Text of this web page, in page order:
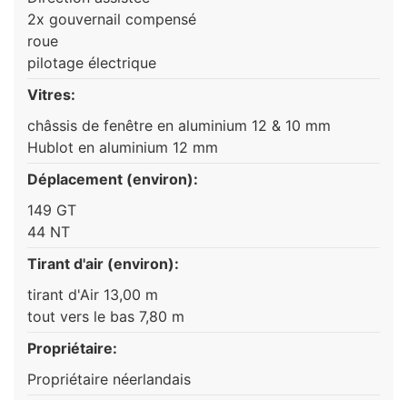
2x gouvernail compensé
roue
pilotage électrique
Vitres:
châssis de fenêtre en aluminium 12 & 10 mm
Hublot en aluminium 12 mm
Déplacement (environ):
149 GT
44 NT
Tirant d'air (environ):
tirant d'Air 13,00 m
tout vers le bas 7,80 m
Propriétaire:
Propriétaire néerlandais